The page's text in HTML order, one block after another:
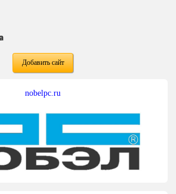
Добавить сайт
nobelpc.ru